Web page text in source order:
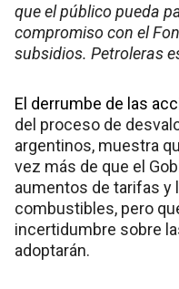
que el público pueda
compromiso con el
subsidios. Petroleras
El derrumbe de las
del proceso de
argentinos, muestra
vez más de que el
aumentos de tarifas y
combustibles, pero
incertidumbre sobre
adoptarán.